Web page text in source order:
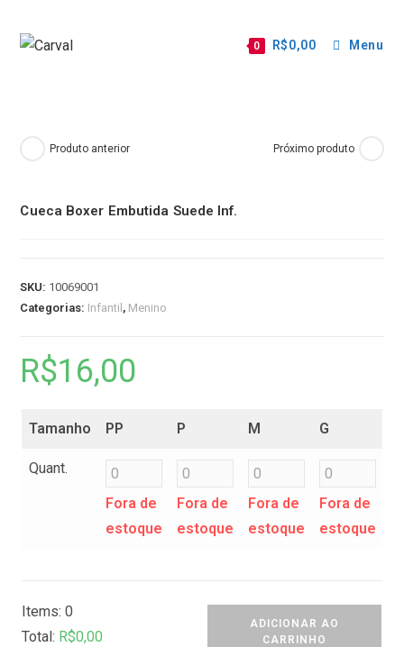
0 R$0,00 Menu
Produto anterior Próximo produto
Cueca Boxer Embutida Suede Inf.
SKU: 10069001
Categorias: Infantil , Menino
R$16,00
Tamanho PP P M G
Quant.
Fora de
estoque
Fora de
estoque
Fora de
estoque
Fora de
estoque
Items:0
Total: R$0,00
ADICIONAR AO
CARRINHO